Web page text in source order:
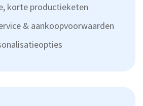
korte productieketen
& aankoopvoorwaarden